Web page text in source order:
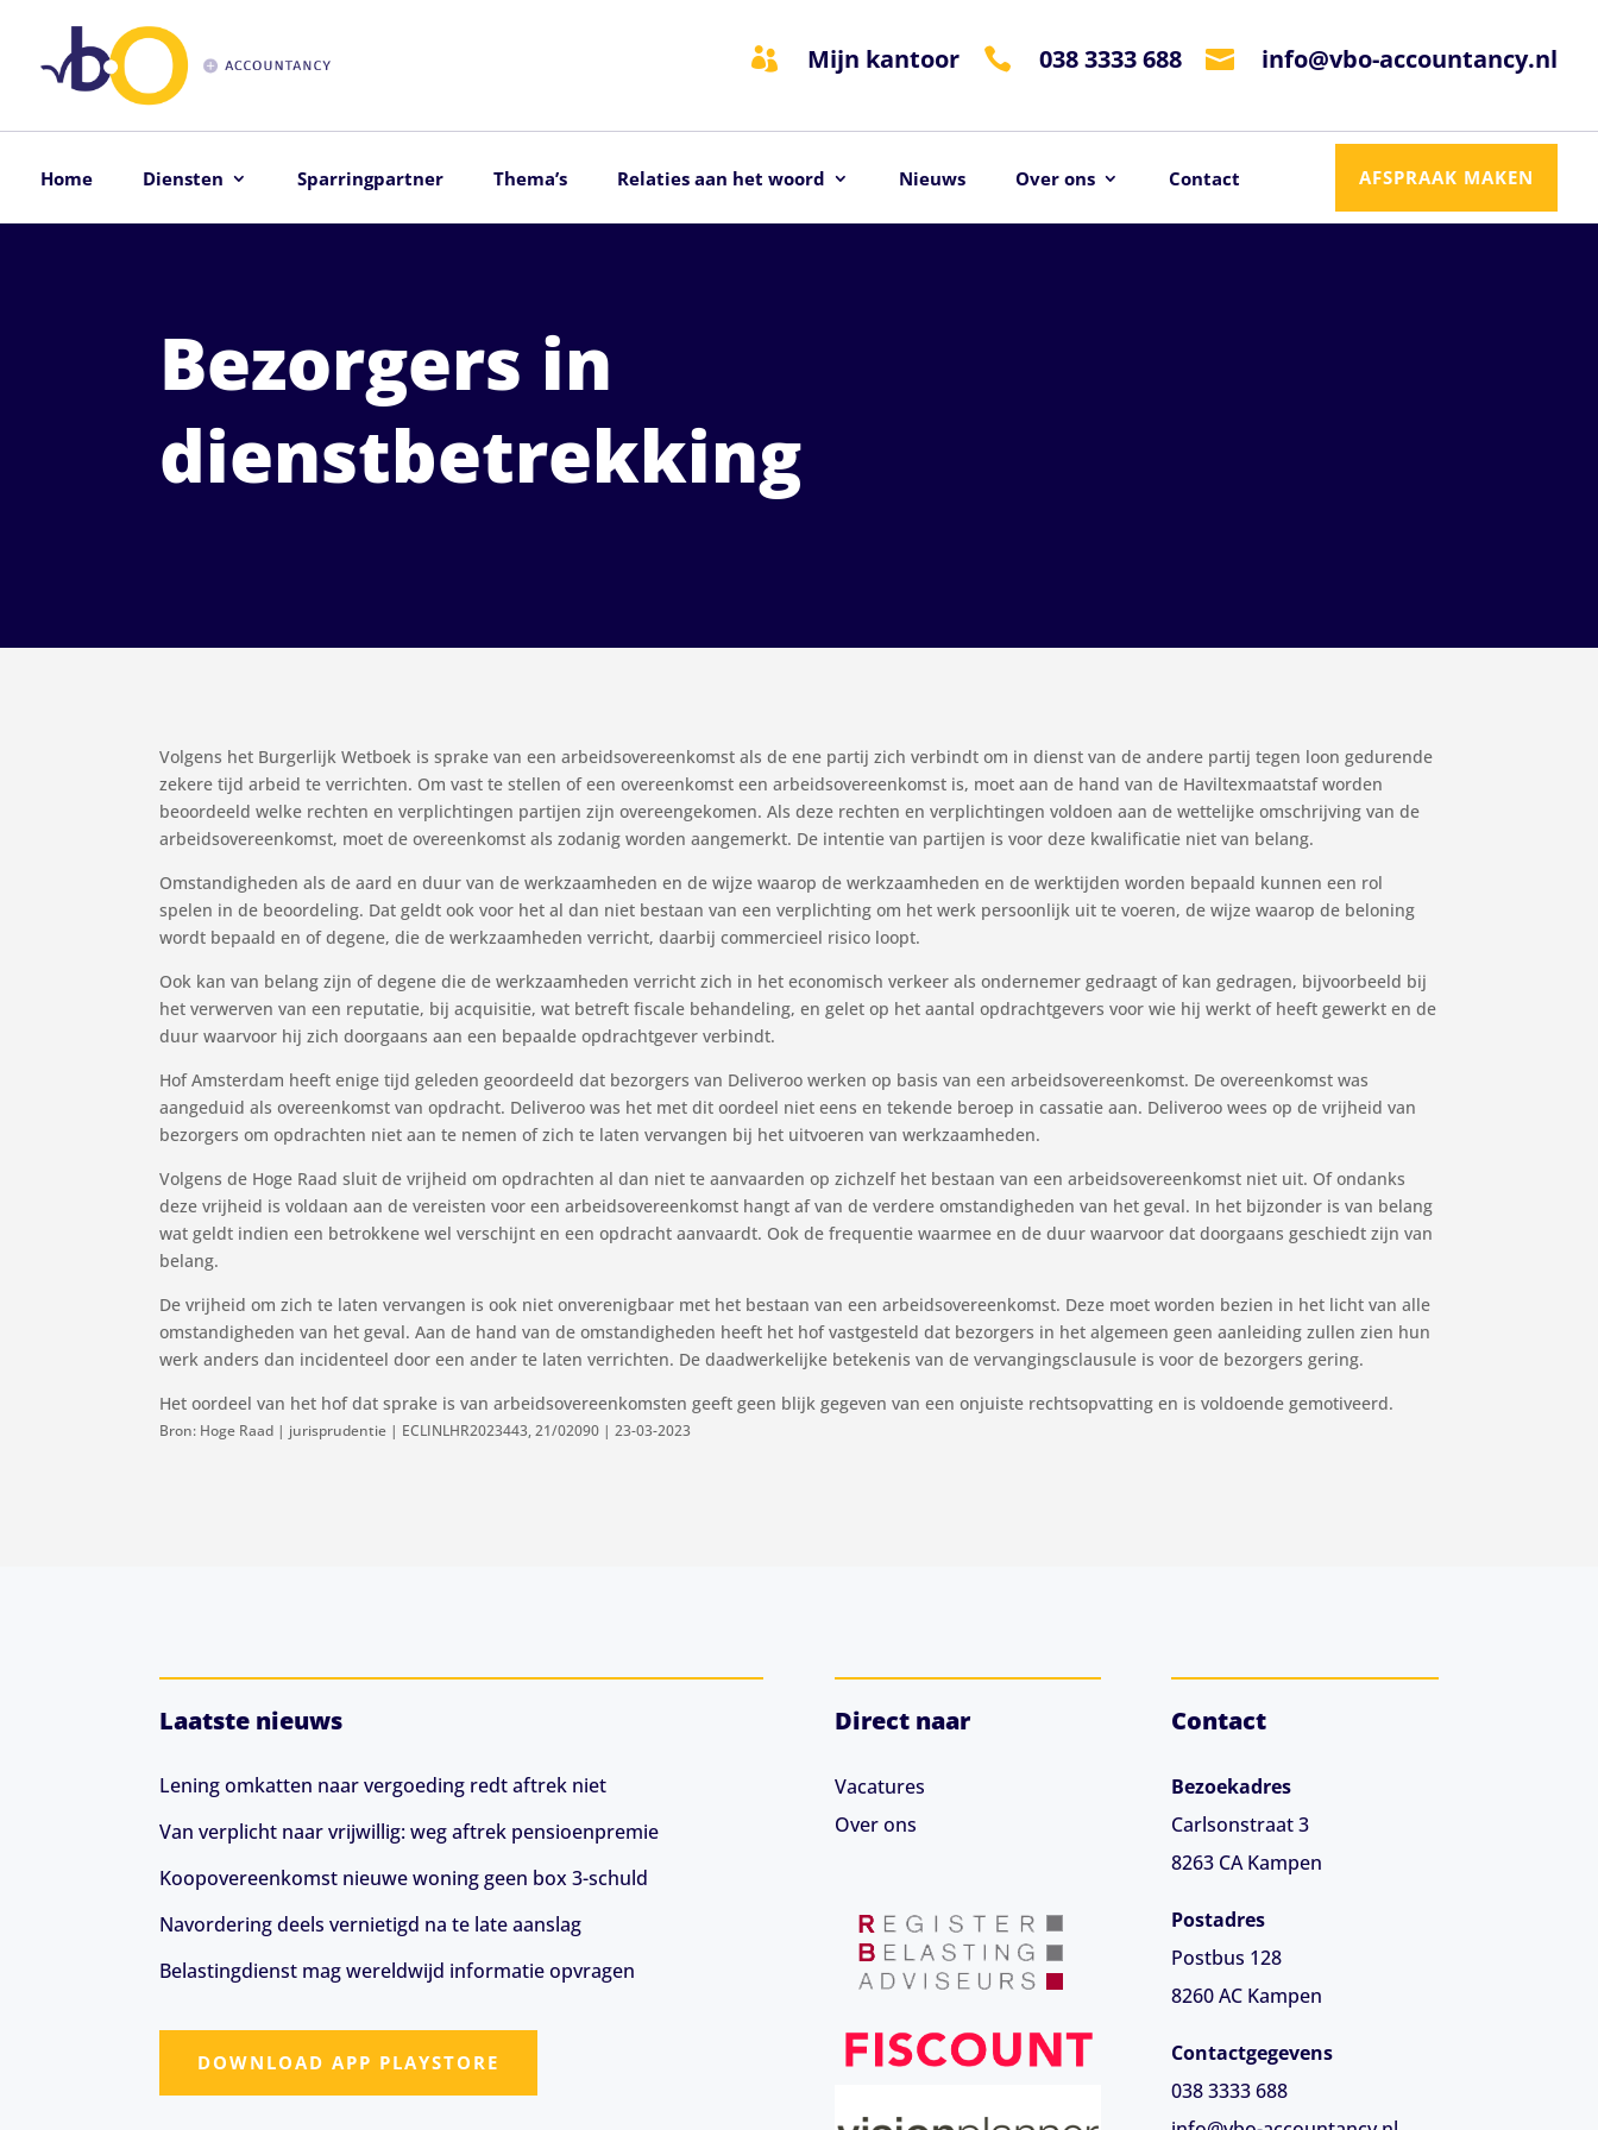
 Mijn kantoor  038 3333 688  info@vbo-accountancy.nl
Home Diensten Sparringpartner Thema’s Relaties aan het woord Nieuws Over ons Contact AFSPRAAK MAKEN
Bezorgers in
dienstbetrekking
Volgens het Burgerlijk Wetboek is sprake van een arbeidsovereenkomst als de ene partij zich verbindt om in dienst van de andere partij tegen loon gedurende
zekere tijd arbeid te verrichten. Om vast te stellen of een overeenkomst een arbeidsovereenkomst is, moet aan de hand van de Haviltexmaatstaf worden
beoordeeld welke rechten en verplichtingen partijen zijn overeengekomen. Als deze rechten en verplichtingen voldoen aan de wettelijke omschrijving van de
arbeidsovereenkomst, moet de overeenkomst als zodanig worden aangemerkt. De intentie van partijen is voor deze kwalificatie niet van belang.
Omstandigheden als de aard en duur van de werkzaamheden en de wijze waarop de werkzaamheden en de werktijden worden bepaald kunnen een rol
spelen in de beoordeling. Dat geldt ook voor het al dan niet bestaan van een verplichting om het werk persoonlijk uit te voeren, de wijze waarop de beloning
wordt bepaald en of degene, die de werkzaamheden verricht, daarbij commercieel risico loopt.
Ook kan van belang zijn of degene die de werkzaamheden verricht zich in het economisch verkeer als ondernemer gedraagt of kan gedragen, bijvoorbeeld bij
het verwerven van een reputatie, bij acquisitie, wat betreft fiscale behandeling, en gelet op het aantal opdrachtgevers voor wie hij werkt of heeft gewerkt en de
duur waarvoor hij zich doorgaans aan een bepaalde opdrachtgever verbindt.
Hof Amsterdam heeft enige tijd geleden geoordeeld dat bezorgers van Deliveroo werken op basis van een arbeidsovereenkomst. De overeenkomst was
aangeduid als overeenkomst van opdracht. Deliveroo was het met dit oordeel niet eens en tekende beroep in cassatie aan. Deliveroo wees op de vrijheid van
bezorgers om opdrachten niet aan te nemen of zich te laten vervangen bij het uitvoeren van werkzaamheden.
Volgens de Hoge Raad sluit de vrijheid om opdrachten al dan niet te aanvaarden op zichzelf het bestaan van een arbeidsovereenkomst niet uit. Of ondanks
deze vrijheid is voldaan aan de vereisten voor een arbeidsovereenkomst hangt af van de verdere omstandigheden van het geval. In het bijzonder is van belang
wat geldt indien een betrokkene wel verschijnt en een opdracht aanvaardt. Ook de frequentie waarmee en de duur waarvoor dat doorgaans geschiedt zijn van
belang.
De vrijheid om zich te laten vervangen is ook niet onverenigbaar met het bestaan van een arbeidsovereenkomst. Deze moet worden bezien in het licht van alle
omstandigheden van het geval. Aan de hand van de omstandigheden heeft het hof vastgesteld dat bezorgers in het algemeen geen aanleiding zullen zien hun
werk anders dan incidenteel door een ander te laten verrichten. De daadwerkelijke betekenis van de vervangingsclausule is voor de bezorgers gering.
Het oordeel van het hof dat sprake is van arbeidsovereenkomsten geeft geen blijk gegeven van een onjuiste rechtsopvatting en is voldoende gemotiveerd.
Bron: Hoge Raad | jurisprudentie | ECLINLHR2023443, 21/02090 | 23-03-2023
Laatste nieuws
Lening omkatten naar vergoeding redt aftrek niet
Van verplicht naar vrijwillig: weg aftrek pensioenpremie
Koopovereenkomst nieuwe woning geen box 3-schuld
Navordering deels vernietigd na te late aanslag
Belastingdienst mag wereldwijd informatie opvragen
DOWNLOAD APP PLAYSTORE
Direct naar
Vacatures
Over ons
Contact
Bezoekadres
Carlsonstraat 3
8263 CA Kampen
Postadres
Postbus 128
8260 AC Kampen
Contactgegevens
038 3333 688